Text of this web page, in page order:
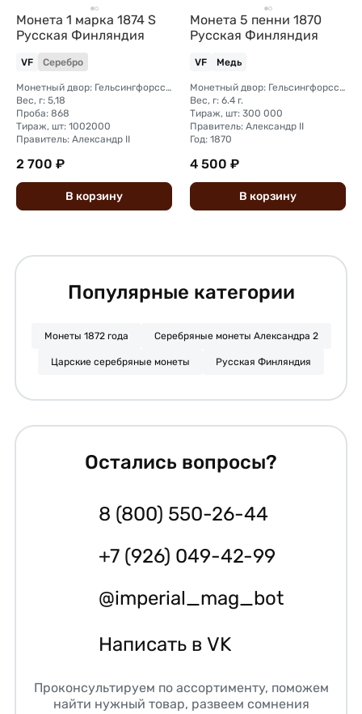
Монета 1 марка 1874 S
Русская Финляндия
VF Серебро
Монетный двор: Гельсингфорсский монетный двор (Финляндия)
Вес, г: 5,18
Проба: 868
Тираж, шт: 1002000
Правитель: Александр II
2 700 ₽
В корзину
Монета 5 пенни 1870
Русская Финляндия
VF Медь
Монетный двор: Гельсингфорсский монетный двор (Финляндия)
Вес, г: 6.4 г.
Тираж, шт: 300 000
Правитель: Александр II
Год: 1870
4 500 ₽
В корзину
Популярные категории
Монеты 1872 года Серебряные монеты Александра 2
Царские серебряные монеты Русская Финляндия
Остались вопросы?
8 (800) 550-26-44
+7 (926) 049-42-99
@imperial_mag_bot
Написать в VK
Проконсультируем по ассортименту, поможем
найти нужный товар, развеем сомнения